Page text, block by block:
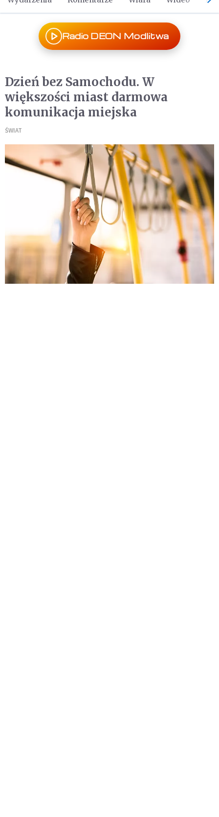
Radio DEON Modlitwa
Dzień bez Samochodu. W
większości miast darmowa
komunikacja miejska
ŚWIAT